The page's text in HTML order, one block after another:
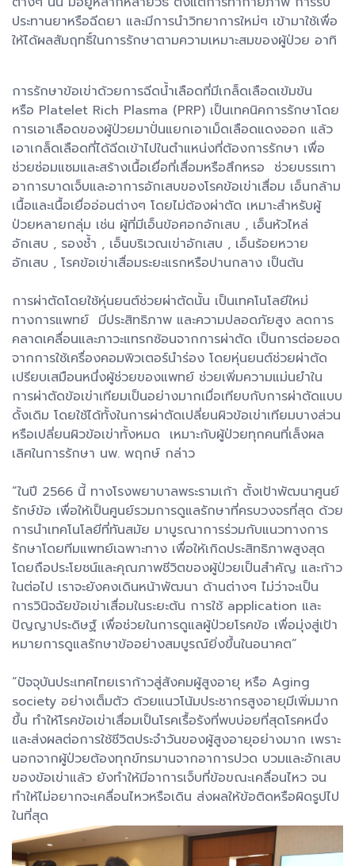
ประทานยาหรือฉีดยา และมีการนำวิทยาการใหม่ๆ เข้ามาใช้เพื่อ
ให้ได้ผลสัมฤทธิ์ในการรักษาตามความเหมาะสมของผู้ป่วย อาทิ
การรักษาข้อเข่าด้วยการฉีดน้ำเลือดที่มีเกล็ดเลือดเข้มข้น
หรือ Platelet Rich Plasma (PRP) เป็นเทคนิคการรักษาโดย
การเอาเลือดของผู้ป่วยมาปั่นแยกเอาเม็ดเลือดแดงออก แล้ว
เอาเกล็ดเลือดที่ได้ฉีดเข้าไปในตำแหน่งที่ต้องการรักษา เพื่อ
ช่วยซ่อมแซมและสร้างเนื้อเยื่อที่เสื่อมหรือสึกหรอ ช่วยบรรเทา
อาการบาดเจ็บและอาการอักเสบของโรคข้อเข่าเสื่อม เอ็นกล้าม
เนื้อและเนื้อเยื่ออ่อนต่างๆ โดยไม่ต้องผ่าตัด เหมาะสำหรับผู้
ป่วยหลายกลุ่ม เช่น ผู้ที่มีเอ็นข้อศอกอักเสบ , เอ็นหัวไหล่
อักเสบ , รองช้ำ , เอ็นบริเวณเข่าอักเสบ , เอ็นร้อยหวาย
อักเสบ , โรคข้อเข่าเสื่อมระยะแรกหรือปานกลาง เป็นต้น
การผ่าตัดโดยใช้หุ่นยนต์ช่วยผ่าตัดนั้น เป็นเทคโนโลยีใหม่
ทางการแพทย์ มีประสิทธิภาพ และความปลอดภัยสูง ลดการ
คลาดเคลื่อนและภาวะแทรกซ้อนจากการผ่าตัด เป็นการต่อยอด
จากการใช้เครื่องคอมพิวเตอร์นำร่อง โดยหุ่นยนต์ช่วยผ่าตัด
เปรียบเสมือนหนึ่งผู้ช่วยของแพทย์ ช่วยเพิ่มความแม่นยำใน
การผ่าตัดข้อเข่าเทียมเป็นอย่างมากเมื่อเทียบกับการผ่าตัดแบบ
ดั้งเดิม โดยใช้ได้ทั้งในการผ่าตัดเปลี่ยนผิวข้อเข่าเทียมบางส่วน
หรือเปลี่ยนผิวข้อเข่าทั้งหมด เหมาะกับผู้ป่วยทุกคนที่เล็งผล
เลิศในการรักษา นพ. พฤกษ์ กล่าว
“ในปี 2566 นี้ ทางโรงพยาบาลพระรามเก้า ตั้งเป้าพัฒนาศูนย์
รักษ์ข้อ เพื่อให้เป็นศูนย์รวมการดูแลรักษาที่ครบวงจรที่สุด ด้วย
การนำเทคโนโลยีที่ทันสมัย มาบูรณาการร่วมกับแนวทางการ
รักษาโดยทีมแพทย์เฉพาะทาง เพื่อให้เกิดประสิทธิภาพสูงสุด
โดยถือประโยชน์และคุณภาพชีวิตของผู้ป่วยเป็นสำคัญ และก้าว
ในต่อไป เราจะยังคงเดินหน้าพัฒนา ด้านต่างๆ ไม่ว่าจะเป็น
การวินิจฉัยข้อเข่าเสื่อมในระยะต้น การใช้ application และ
ปัญญาประดิษฐ์ เพื่อช่วยในการดูแลผู้ป่วยโรคข้อ เพื่อมุ่งสู่เป้า
หมายการดูแลรักษาข้ออย่างสมบูรณ์ยิ่งขึ้นในอนาคต”
“ปัจจุบันประเทศไทยเราก้าวสู่สังคมผู้สูงอายุ หรือ Aging
society อย่างเต็มตัว ด้วยแนวโน้มประชากรสูงอายุมีเพิ่มมาก
ขึ้น ทำให้โรคข้อเข่าเสื่อมเป็นโรคเรื้อรังที่พบบ่อยที่สุดโรคหนึ่ง
และส่งผลต่อการใช้ชีวิตประจำวันของผู้สูงอายุอย่างมาก เพราะ
นอกจากผู้ป่วยต้องทุกข์ทรมานจากอาการปวด บวมและอักเสบ
ของข้อเข่าแล้ว ยังทำให้มีอาการเจ็บที่ข้อขณะเคลื่อนไหว จน
ทำให้ไม่อยากจะเคลื่อนไหวหรือเดิน ส่งผลให้ข้อติดหรือผิดรูปไป
ในที่สุด